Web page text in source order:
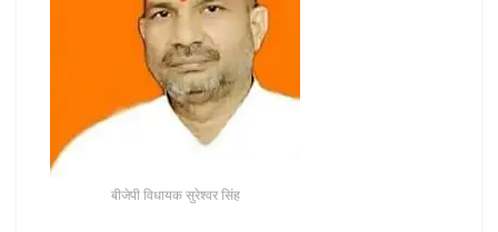
बीजेपी विधायक सुरेश्वर सिंह